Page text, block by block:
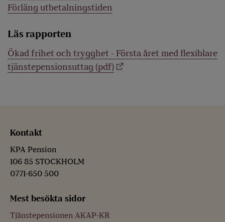
Förläng utbetalningstiden
Läs rapporten
Ökad frihet och trygghet - Första året med flexiblare
tjänstepensionsuttag (pdf)
Kontakt
KPA Pension
106 85 STOCKHOLM
0771-650 500
Mest besökta sidor
Tjänstepensionen AKAP-KR